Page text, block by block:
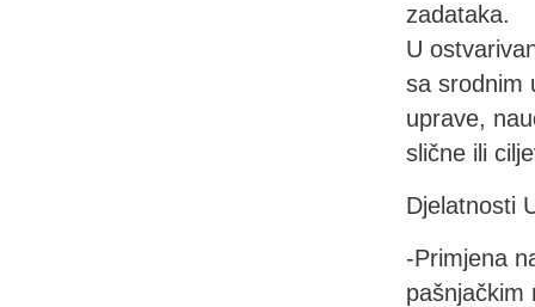
zadataka.
U
sa srodnim
uprave,
slične ili
Djelatnosti
-Primjena
pašnjačkim